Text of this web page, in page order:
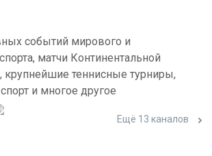
событий мирового и
матчи Континентальной
крупнейшие теннисные турниры,
и многое другое
Ещё 13 каналов